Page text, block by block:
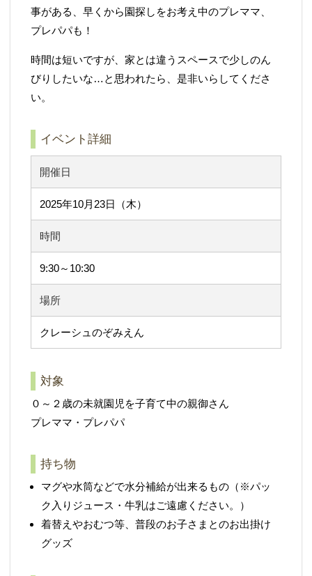
事がある、早くから園探しをお考え中のプレママ、
プレパパも！
時間は短いですが、家とは違うスペースで少しのん
びりしたいな…と思われたら、是非いらしてくださ
い。
イベント詳細
開催日
2025年10月23日（木）
時間
9:30～10:30
場所
クレーシュのぞみえん
対象
０～２歳の未就園児を子育て中の親御さん
プレママ・プレパパ
持ち物
マグや水筒などで水分補給が出来るもの（※パッ
ク入りジュース・牛乳はご遠慮ください。）
着替えやおむつ等、普段のお子さまとのお出掛け
グッズ